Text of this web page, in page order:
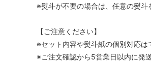
※熨斗が不要の場合は、任意の熨斗
【ご注意ください】
※セット内容や熨斗紙の個別対応は
※ご注文確認から5営業日以内に発